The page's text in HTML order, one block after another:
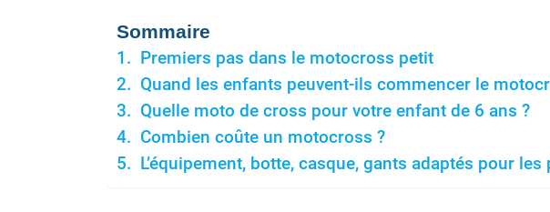
Sommaire
Premiers pas dans le motocross petit
Quand les enfants peuvent-ils commencer le
Quelle moto de cross pour votre enfant de 6 ans ?
Combien coûte un motocross ?
L’équipement, botte, casque, gants adaptés pour